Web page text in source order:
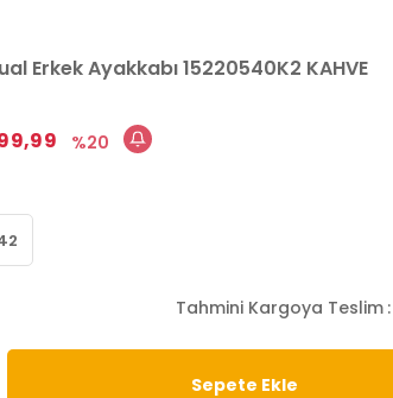
Erkek Ayakkabı 15220540K2 KAHVE
20
Tahmini Kargoya Teslim :